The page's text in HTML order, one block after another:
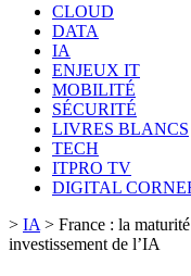
CLOUD
DATA
IA
ENJEUX IT
MOBILITÉ
SÉCURITÉ
LIVRES BLANCS
TECH
ITPRO TV
DIGITAL
> IA > France : la
investissement de l’IA